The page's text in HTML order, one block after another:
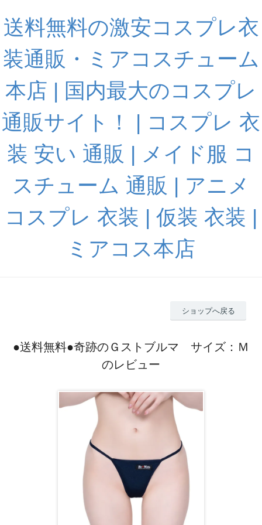
送料無料の激安コスプレ衣
装通販・ミアコスチューム
本店 | 国内最大のコスプレ
通販サイト！ | コスプレ 衣
装 安い 通販 | メイド服 コ
スチューム 通販 | アニメ
コスプレ 衣装 | 仮装 衣装 |
ミアコス本店
ショップへ戻る
●送料無料●奇跡のＧストブルマ サイズ：Ｍ
のレビュー